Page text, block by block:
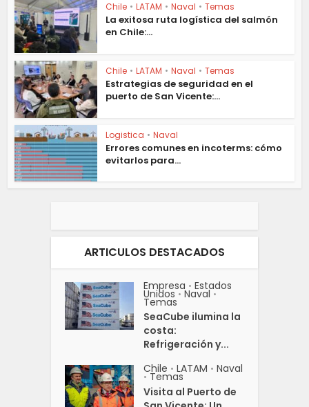
Chile • LATAM • Naval • Temas
La exitosa ruta logística del salmón
en Chile:...
Chile • LATAM • Naval • Temas
Estrategias de seguridad en el
puerto de San Vicente:...
Logistica • Naval
Errores comunes en incoterms: cómo
evitarlos para...
ARTICULOS DESTACADOS
Empresa • Estados
Unidos • Naval •
Temas
SeaCube ilumina la
costa:
Refrigeración y...
Chile • LATAM • Naval
• Temas
Visita al Puerto de